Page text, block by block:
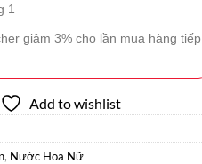
1
giảm 3% cho lần mua hàng tiếp
Add to wishlist
, Nước Hoa Nữ